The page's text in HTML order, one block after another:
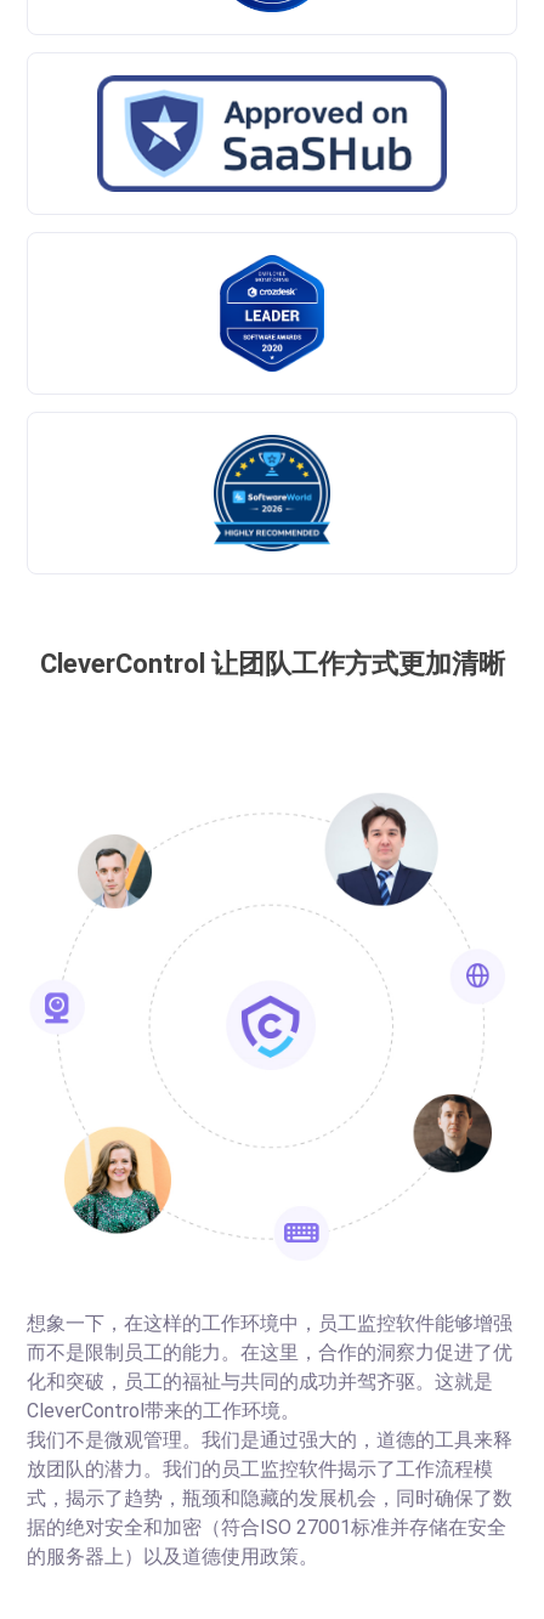
CleverControl 让团队工作方式更加清晰
想象一下，在这样的工作环境中，员工监控软件能够增强
而不是限制员工的能力。在这里，合作的洞察力促进了优
化和突破，员工的福祉与共同的成功并驾齐驱。这就是
CleverControl带来的工作环境。
我们不是微观管理。我们是通过强大的，道德的工具来释
放团队的潜力。我们的员工监控软件揭示了工作流程模
式，揭示了趋势，瓶颈和隐藏的发展机会，同时确保了数
据的绝对安全和加密（符合ISO 27001标准并存储在安全
的服务器上）以及道德使用政策。